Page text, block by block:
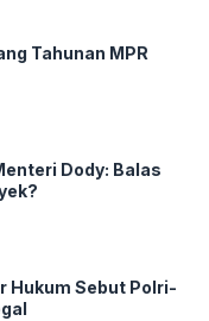
Tahunan MPR
Dody: Balas
Hukum Sebut Polri-